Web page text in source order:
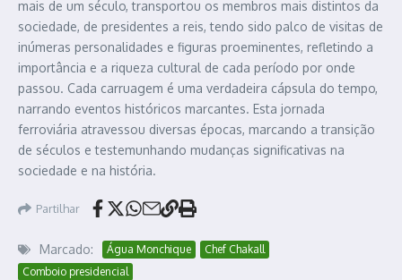
mais de um século, transportou os membros mais distintos da
sociedade, de presidentes a reis, tendo sido palco de visitas de
inúmeras personalidades e figuras proeminentes, refletindo a
importância e a riqueza cultural de cada período por onde
passou. Cada carruagem é uma verdadeira cápsula do tempo,
narrando eventos históricos marcantes. Esta jornada
ferroviária atravessou diversas épocas, marcando a transição
de séculos e testemunhando mudanças significativas na
sociedade e na história.
Partilhar
Marcado: Água Monchique
Chef Chakall
Comboio presidencial